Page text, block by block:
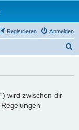
Anmelden
Registrieren
wird zwischen dir